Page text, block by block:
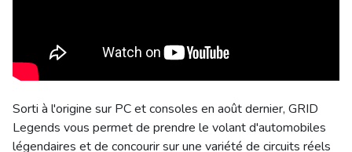
Sorti à l'origine sur PC et consoles en août dernier, GRID
Legends vous permet de prendre le volant d'automobiles
légendaires et de concourir sur une variété de circuits réels